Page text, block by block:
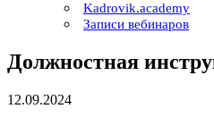
Kadrovik.academy
Записи вебинаров
Должностная
12.09.2024